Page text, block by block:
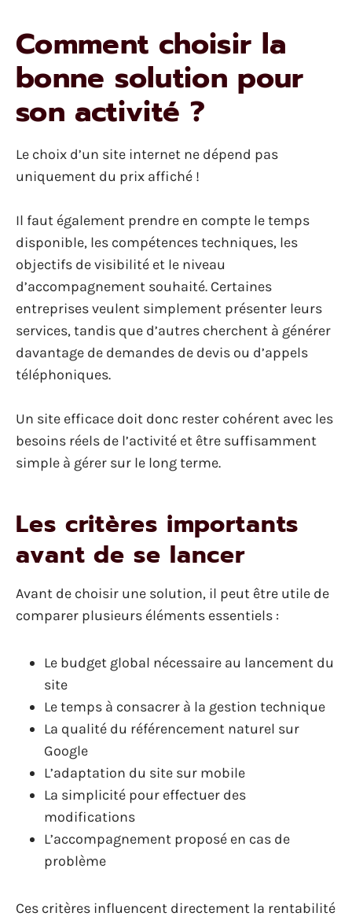
Comment choisir la
bonne solution pour
son activité ?
Le choix d’un site internet ne dépend pas
uniquement du prix affiché !
Il faut également prendre en compte le temps
disponible, les compétences techniques, les
objectifs de visibilité et le niveau
d’accompagnement souhaité. Certaines
entreprises veulent simplement présenter leurs
services, tandis que d’autres cherchent à générer
davantage de demandes de devis ou d’appels
téléphoniques.
Un site efficace doit donc rester cohérent avec les
besoins réels de l’activité et être suffisamment
simple à gérer sur le long terme.
Les critères importants
avant de se lancer
Avant de choisir une solution, il peut être utile de
comparer plusieurs éléments essentiels :
Le budget global nécessaire au lancement du
site
Le temps à consacrer à la gestion technique
La qualité du référencement naturel sur
Google
L’adaptation du site sur mobile
La simplicité pour effectuer des
modifications
L’accompagnement proposé en cas de
problème
Ces critères influencent directement la rentabilité